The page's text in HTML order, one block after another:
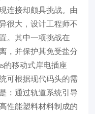
连接却颇具挑战。由
很大，设计工程师不
。其中一项挑战在
，并保护其免受盐分
的移动式岸电插座
可根据现代码头的需
：通过轨道系统引导
性能塑料材料制成的